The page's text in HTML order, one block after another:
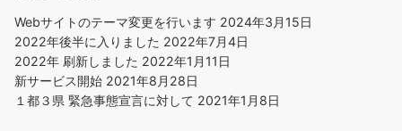
Webサイトのテーマ変更を行います 2024年3月15日
2022年後半に入りました 2022年7月4日
2022年 刷新しました 2022年1月11日
新サービス開始 2021年8月28日
１都３県 緊急事態宣言に対して 2021年1月8日